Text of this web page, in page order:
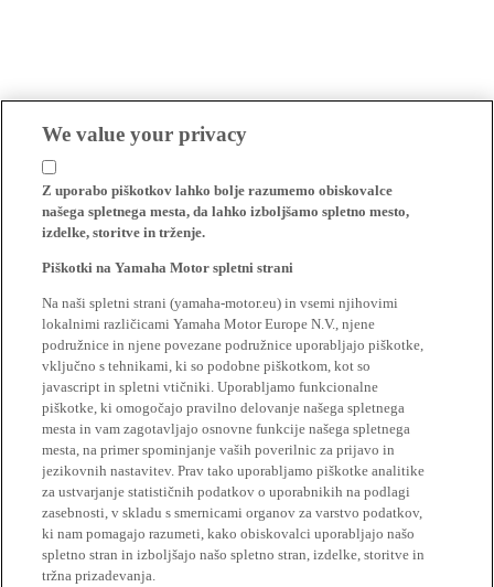
We value your privacy
Z uporabo piškotkov lahko bolje razumemo obiskovalce
našega spletnega mesta, da lahko izboljšamo spletno mesto,
izdelke, storitve in trženje.
Piškotki na Yamaha Motor spletni strani
Na naši spletni strani (yamaha-motor.eu) in vsemi njihovimi
lokalnimi različicami Yamaha Motor Europe N.V., njene
podružnice in njene povezane podružnice uporabljajo piškotke,
vključno s tehnikami, ki so podobne piškotkom, kot so
javascript in spletni vtičniki. Uporabljamo funkcionalne
piškotke, ki omogočajo pravilno delovanje našega spletnega
mesta in vam zagotavljajo osnovne funkcije našega spletnega
mesta, na primer spominjanje vaših poverilnic za prijavo in
jezikovnih nastavitev. Prav tako uporabljamo piškotke analitike
za ustvarjanje statističnih podatkov o uporabnikih na podlagi
zasebnosti, v skladu s smernicami organov za varstvo podatkov,
ki nam pomagajo razumeti, kako obiskovalci uporabljajo našo
spletno stran in izboljšajo našo spletno stran, izdelke, storitve in
tržna prizadevanja.